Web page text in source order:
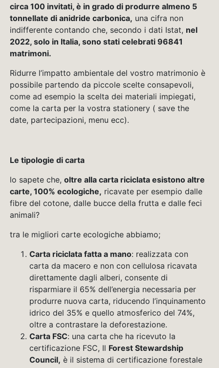
circa 100 invitati, è in grado di produrre almeno 5
tonnellate di anidride carbonica, una cifra non
indifferente contando che, secondo i dati Istat, nel
2022, solo in Italia, sono stati celebrati 96841
matrimoni.
Ridurre l’impatto ambientale del vostro matrimonio è
possibile partendo da piccole scelte consapevoli,
come ad esempio la scelta dei materiali impiegati,
come la carta per la vostra stationery ( save the
date, partecipazioni, menu ecc).
Le tipologie di carta
lo sapete che, oltre alla carta riciclata esistono altre
carte, 100% ecologiche, ricavate per esempio dalle
fibre del cotone, dalle bucce della frutta e dalle feci
animali?
tra le migliori carte ecologiche abbiamo;
Carta riciclata fatta a mano: realizzata con
carta da macero e non con cellulosa ricavata
direttamente dagli alberi, consente di
risparmiare il 65% dell’energia necessaria per
produrre nuova carta, riducendo l’inquinamento
idrico del 35% e quello atmosferico del 74%,
oltre a contrastare la deforestazione.
Carta FSC: una carta che ha ricevuto la
certificazione FSC, Il Forest Stewardship
Council, è il sistema di certificazione forestale